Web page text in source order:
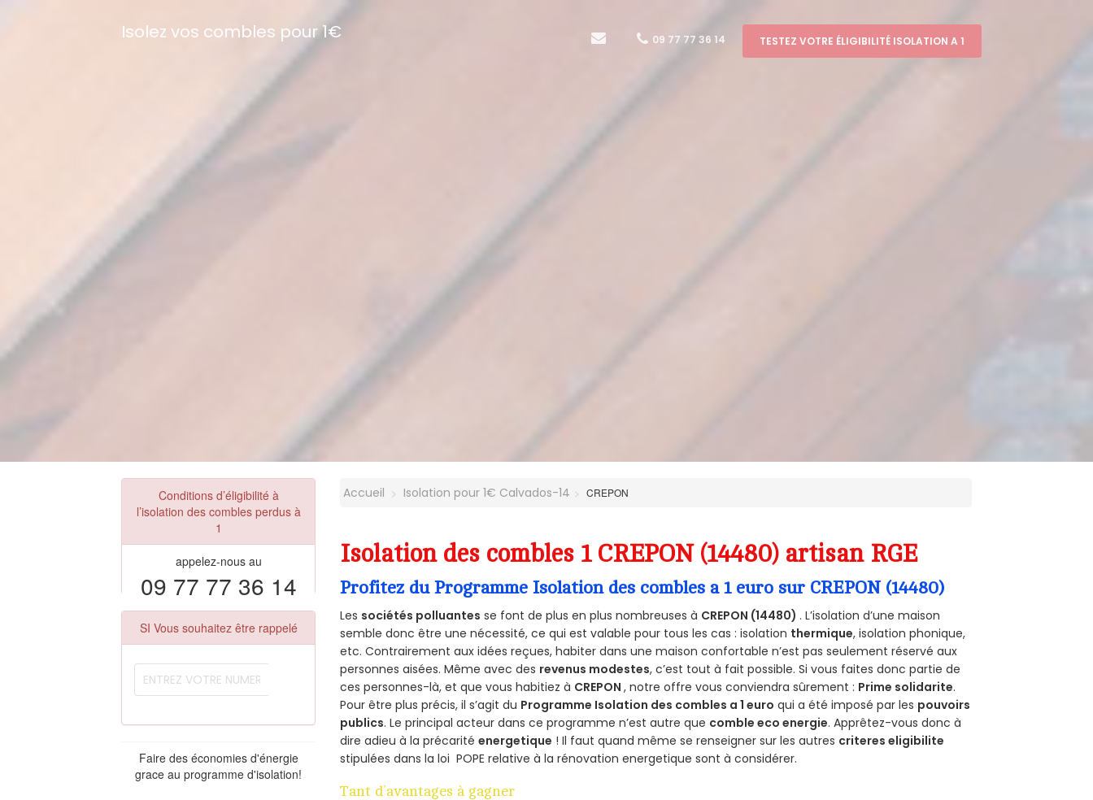
Isolez vos combles pour 1€ 09 77 77 36 14 TESTEZ VOTRE ÉLIGIBILITÉ ISOLATION A 1
Conditions d’éligibilité à
l’isolation des combles perdus à
1
appelez-nous au
09 77 77 36 14
SI Vous souhaitez être rappelé
Faire des économies d'énergie
grace au programme d'isolation!
Accueil Isolation pour 1€ Calvados-14 CREPON
Isolation des combles 1 CREPON (14480) artisan RGE
Profitez du Programme Isolation des combles a 1 euro sur CREPON (14480)
Les sociétés polluantes se font de plus en plus nombreuses à CREPON (14480) . L’isolation d’une maison
semble donc être une nécessité, ce qui est valable pour tous les cas : isolation thermique, isolation phonique,
etc. Contrairement aux idées reçues, habiter dans une maison confortable n’est pas seulement réservé aux
personnes aisées. Même avec des revenus modestes, c’est tout à fait possible. Si vous faites donc partie de
ces personnes-là, et que vous habitiez à CREPON, notre offre vous conviendra sûrement : Prime solidarite.
Pour être plus précis, il s’agit du Programme Isolation des combles a 1 euro qui a été imposé par les pouvoirs
publics. Le principal acteur dans ce programme n’est autre que comble eco energie. Apprêtez-vous donc à
dire adieu à la précaritéenergetique ! Il faut quand même se renseigner sur les autres criteres eligibilite
stipulées dans la loi POPE relative à la rénovation energetique sont à considérer.
Tant d’avantages à gagner